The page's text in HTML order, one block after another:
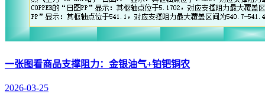
一张图看商品支撑阻力：金银油气+铂钯铜农
2026-03-25